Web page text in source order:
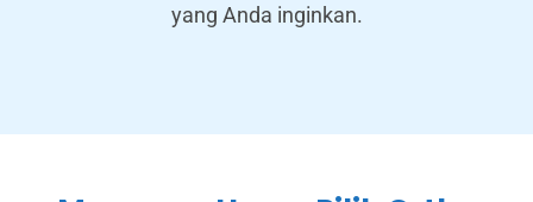
yang Anda inginkan.